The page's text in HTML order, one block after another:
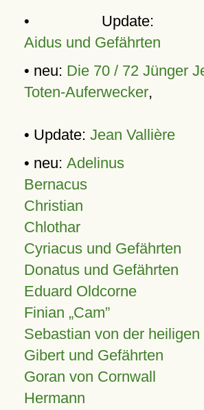
•
Aidus und Gefährten
• neu: Die 70 / 72 Jünger
Toten-Auferwecker,
• Update: Jean Vallière
• neu: Adelinus
Bernacus
Christian
Chlothar
Cyriacus und Gefährten
Donatus und Gefährten
Eduard Oldcorne
Finian Cam
Sebastian von der heiligen
Gibert und Gefährten
Goran von Cornwall
Hermann